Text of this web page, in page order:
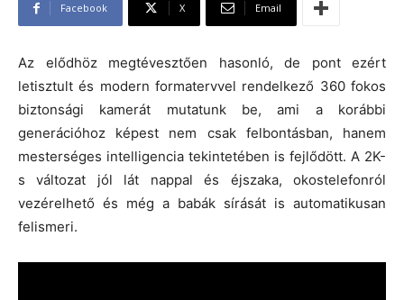
Facebook X Email
Az elődhöz megtévesztően hasonló, de pont ezért
letisztult és modern formatervvel rendelkező 360 fokos
biztonsági kamerát mutatunk be, ami a korábbi
generációhoz képest nem csak felbontásban, hanem
mesterséges intelligencia tekintetében is fejlődött. A 2K-
s változat jól lát nappal és éjszaka, okostelefonról
vezérelhető és még a babák sírását is automatikusan
felismeri.